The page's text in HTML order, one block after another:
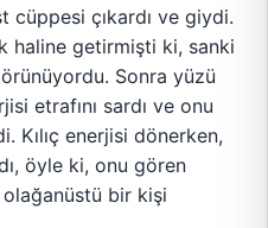
çıkardı ve giydi.
haline getirmişti ki, sanki
Sonra yüzü
etrafını sardı ve onu
Kılıç enerjisi dönerken,
öyle ki, onu gören
bir kişi